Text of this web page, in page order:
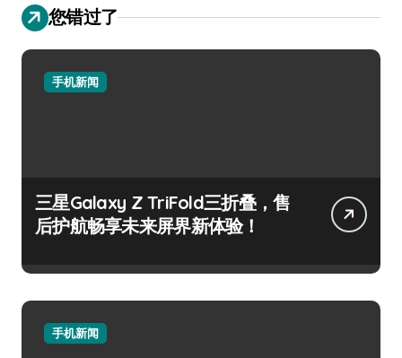
您错过了
手机新闻
三星Galaxy Z TriFold三折叠，售
后护航畅享未来屏界新体验！
手机新闻